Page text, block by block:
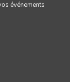
événements